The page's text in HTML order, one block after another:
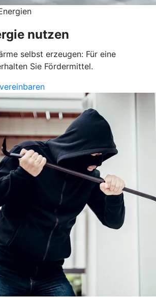
nutzen
selbst erzeugen: Für eine
Sie Fördermittel.